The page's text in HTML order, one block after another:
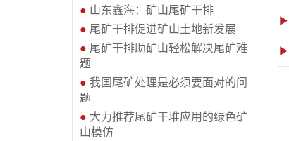
● 山东鑫海：矿山尾矿干排
● 尾矿干排促进矿山土地新发展
● 尾矿干排助矿山轻松解决尾矿难
题
● 我国尾矿处理是必须要面对的问
题
● 大力推荐尾矿干堆应用的绿色矿
山模仿